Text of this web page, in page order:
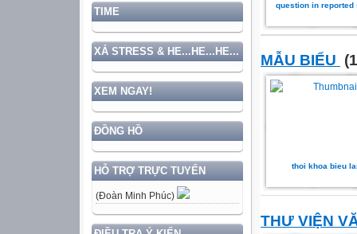
TIME
XẢ STRESS & HE...HE...HE...
XEM NGAY!
ĐỒNG HỒ
HỖ TRỢ TRỰC TUYẾN
(Đoàn Minh Phúc)
question in reported
MẪU BIỂU
thoi khoa bieu
THƯ VIỆN